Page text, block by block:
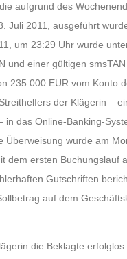
aufgrund des
Juli 2011, ausgeführt
um 23:29 Uhr wurde
und einer gültigen
235.000 EUR vom Konto
der Klägerin –
in das Online-Banking-
Überweisung wurde am
dem ersten Buchungslauf
Gutschriften
auf dem
die Beklagte erfolglos